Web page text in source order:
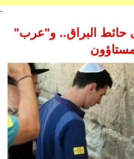
-
حائط البراق.. و"عرب"